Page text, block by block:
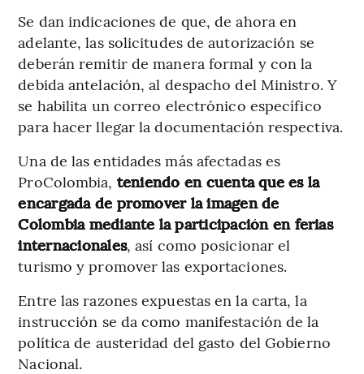
Se dan indicaciones de que, de ahora en
adelante, las solicitudes de autorización se
deberán remitir de manera formal y con la
debida antelación, al despacho del Ministro. Y
se habilita un correo electrónico específico
para hacer llegar la documentación respectiva.
Una de las entidades más afectadas es
ProColombia, teniendo en cuenta que es la
encargada de promover la imagen de
Colombia mediante la participación en ferias
internacionales, así como posicionar el
turismo y promover las exportaciones.
Entre las razones expuestas en la carta, la
instrucción se da como manifestación de la
política de austeridad del gasto del Gobierno
Nacional.